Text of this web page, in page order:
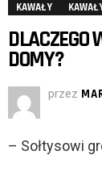
KAWAŁY
DLACZEGO
DOMY?
przez
– Sołtysowi